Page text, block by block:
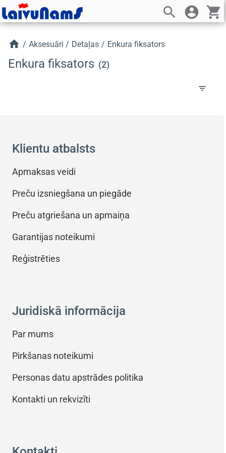
search account_circle shopping_cart
home / Aksesuāri / Detaļas / Enkura fiksators
Enkura fiksators (2)
filter_list
Klientu atbalsts
Apmaksas veidi
Preču izsniegšana un piegāde
Preču atgriešana un apmaiņa
Garantijas noteikumi
Reģistrēties
Juridiskā informācija
Par mums
Pirkšanas noteikumi
Personas datu apstrādes politika
Kontakti un rekvizīti